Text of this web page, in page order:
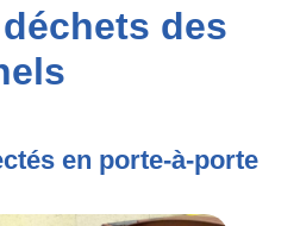
des
en porte-à-porte